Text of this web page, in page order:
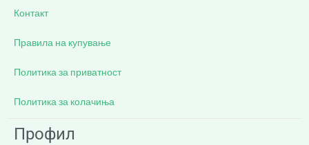
Контакт
Правила на купување
Политика за приватност
Политика за колачиња
Профил